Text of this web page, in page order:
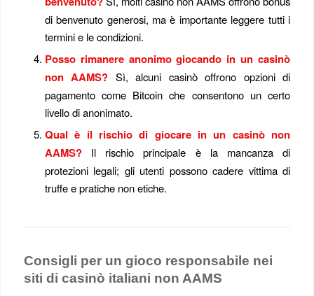
di benvenuto generosi, ma è importante leggere tutti i
termini e le condizioni.
Posso rimanere anonimo giocando in un casinò
non AAMS? Sì, alcuni casinò offrono opzioni di
pagamento come Bitcoin che consentono un certo
livello di anonimato.
Qual è il rischio di giocare in un casinò non
AAMS?Il rischio principale è la mancanza di
protezioni legali; gli utenti possono cadere vittima di
truffe e pratiche non etiche.
Consigli per un gioco responsabile nei
siti di casinò italiani non AAMS